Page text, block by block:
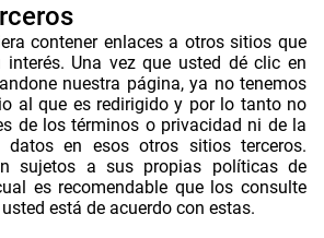
contener enlaces a otros sitios que
interés. Una vez que usted dé clic en
nuestra página, ya no tenemos
al que es redirigido y por lo tanto no
de los términos o privacidad ni de la
datos en esos otros sitios terceros.
sujetos a sus propias políticas de
es recomendable que los consulte
está de acuerdo con estas.